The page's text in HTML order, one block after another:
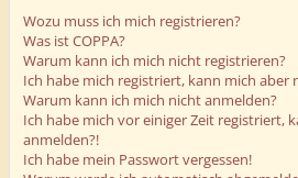
Wozu muss ich mich registrieren?
Was ist COPPA?
Warum kann ich mich nicht registrieren?
Ich habe mich registriert, kann mich aber
Warum kann ich mich nicht anmelden?
Ich habe mich vor einiger Zeit registriert,
anmelden?!
Ich habe mein Passwort vergessen!